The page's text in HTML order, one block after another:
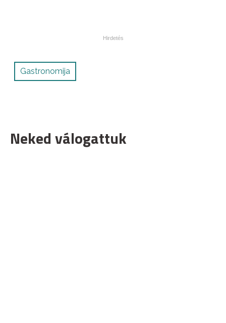
Gastronomija
Neked válogattuk